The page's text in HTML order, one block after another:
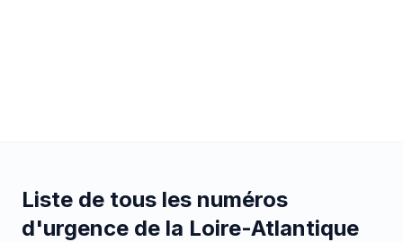
Liste de tous les numéros
d'urgence de la Loire-Atlantique